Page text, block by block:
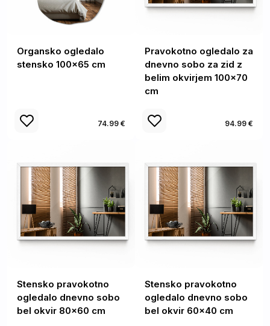
Organsko ogledalo
stensko 100x65 cm
74.99 €
Pravokotno ogledalo za
dnevno sobo za zid z
belim okvirjem 100x70
cm
94.99 €
Stensko pravokotno
ogledalo dnevno sobo
bel okvir 80x60 cm
Stensko pravokotno
ogledalo dnevno sobo
bel okvir 60x40 cm